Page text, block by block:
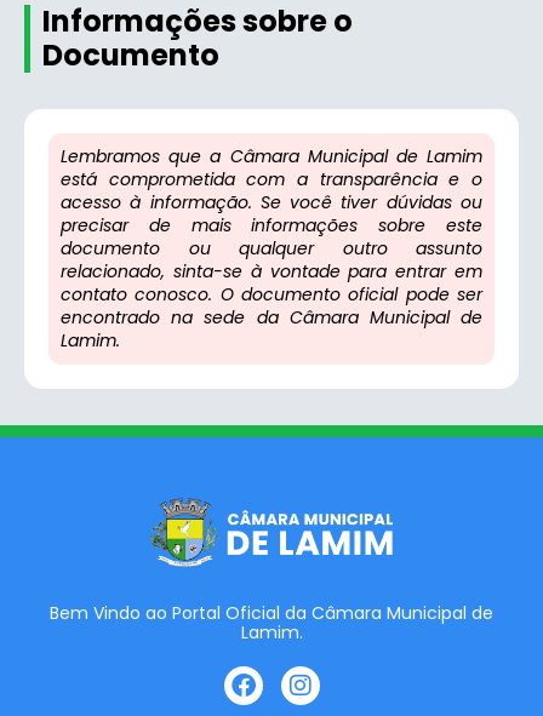
Informações sobre o
Documento
Lembramos que a Câmara Municipal de Lamim
está comprometida com a transparência e o
acesso à informação. Se você tiver dúvidas ou
precisar de mais informações sobre este
documento ou qualquer outro assunto
relacionado, sinta-se à vontade para entrar em
contato conosco. O documento oficial pode ser
encontrado na sede da Câmara Municipal de
Lamim.
Bem Vindo ao Portal Oficial da Câmara Municipal de
Lamim.